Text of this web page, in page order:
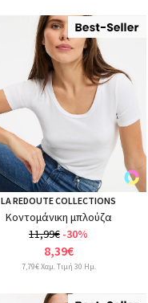
LA REDOUTE COLLECTIONS
Κοντομάνικη μπλούζα
11,99€ -30%
8,39€
7,79€ Χαμ. Τιμή 30 Ημ.